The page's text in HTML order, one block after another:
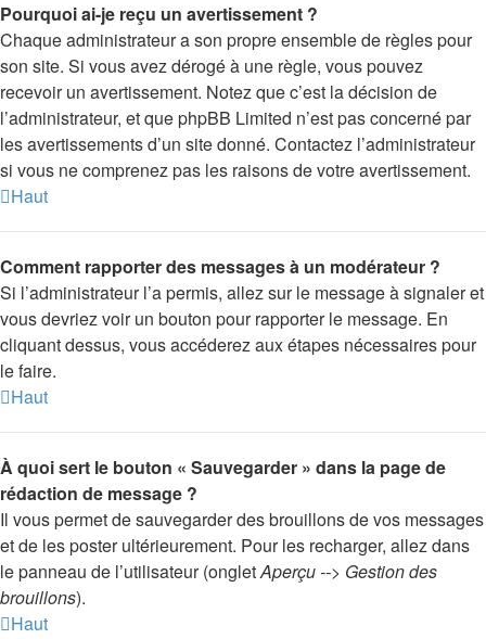
Pourquoi ai-je reçu un avertissement ?
Chaque administrateur a son propre ensemble de règles pour
son site. Si vous avez dérogé à une règle, vous pouvez
recevoir un avertissement. Notez que c’est la décision de
l’administrateur, et que phpBB Limited n’est pas concerné par
les avertissements d’un site donné. Contactez l’administrateur
si vous ne comprenez pas les raisons de votre avertissement.
Haut
Comment rapporter des messages à un modérateur ?
Si l’administrateur l’a permis, allez sur le message à signaler et
vous devriez voir un bouton pour rapporter le message. En
cliquant dessus, vous accéderez aux étapes nécessaires pour
le faire.
Haut
À quoi sert le bouton « Sauvegarder » dans la page de
rédaction de message ?
Il vous permet de sauvegarder des brouillons de vos messages
et de les poster ultérieurement. Pour les recharger, allez dans
le panneau de l’utilisateur (ongletAperçu --> Gestion des
brouillons).
Haut